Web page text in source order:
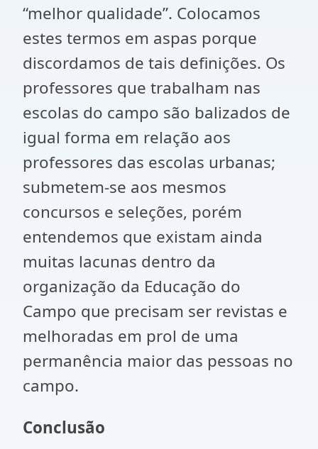
“melhor qualidade”. Colocamos
estes termos em aspas porque
discordamos de tais definições. Os
professores que trabalham nas
escolas do campo são balizados de
igual forma em relação aos
professores das escolas urbanas;
submetem-se aos mesmos
concursos e seleções, porém
entendemos que existam ainda
muitas lacunas dentro da
organização da Educação do
Campo que precisam ser revistas e
melhoradas em prol de uma
permanência maior das pessoas no
campo.
Conclusão